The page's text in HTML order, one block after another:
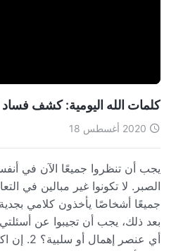
كلمات الله اليومية: كشف فساد
2020 أغسطس 18
يجب أن تنظروا جميعًا الآن في
الصبر. لا تكونوا غير مبالين في
جميعًا أشخاصًا يأخذون كلامي